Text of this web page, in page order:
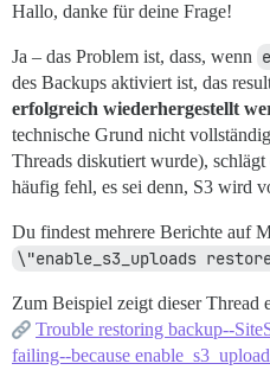
Hallo, danke für deine Frage!
Ja – das Problem ist, dass, wenn
des Backups aktiviert ist, das
erfolgreich wiederhergestellt
technische Grund nicht
Threads diskutiert wurde),
häufig fehl, es sei denn, S3 wird
Du findest mehrere Berichte auf
\"enable_s3_uploads
Zum Beispiel zeigt dieser Thread
Trouble restoring backup--
failing--because